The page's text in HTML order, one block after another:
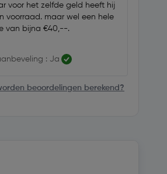
voor het zelfde geld heeft hij
voorraad. maar wel een hele
van bijna €40,--.
: Ja
beoordelingen berekend?